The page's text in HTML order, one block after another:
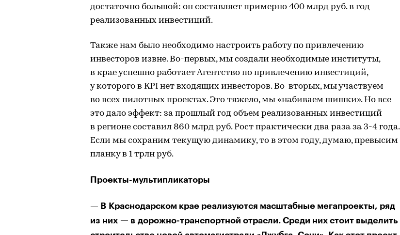
достаточно большой: он составляет примерно 400 млрд руб. в год
реализованных инвестиций.
Также нам было необходимо настроить работу по привлечению
инвесторов извне. Во-первых, мы создали необходимые институты,
в крае успешно работает Агентство по привлечению инвестиций,
у которого в KPI нет входящих инвесторов. Во-вторых, мы участвуем
во всех пилотных проектах. Это тяжело, мы «набиваем шишки». Но все
это дало эффект: за прошлый год объем реализованных инвестиций
в регионе составил 860 млрд руб. Рост практически два раза за 3-4 года.
Если мы сохраним текущую динамику, то в этом году, думаю, превысим
планку в 1 трлн руб.
Проекты-мультипликаторы
— В Краснодарском крае реализуются масштабные мегапроекты, ряд
из них — в дорожно-транспортной отрасли. Среди них стоит выделить